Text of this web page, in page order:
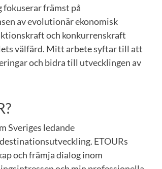
fokuserar främst på
av evolutionär ekonomisk
och konkurrenskraft
välfärd. Mitt arbete syftar till att
och bidra till utvecklingen av
Sveriges ledande
ETOURs
och främja dialog inom